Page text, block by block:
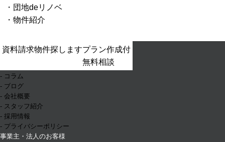
団地deリノベ
物件紹介
資料請求物件探しますプラン作成付
無料相談
- ホーム
- お知らせ
- コラム
- ブログ
- 会社概要
- スタッフ紹介
- 採用情報
- プライバシーポリシー
事業主・法人のお客様